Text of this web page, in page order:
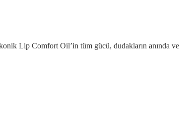
Lip Comfort Oil’in tüm gücü, dudakların anında ve